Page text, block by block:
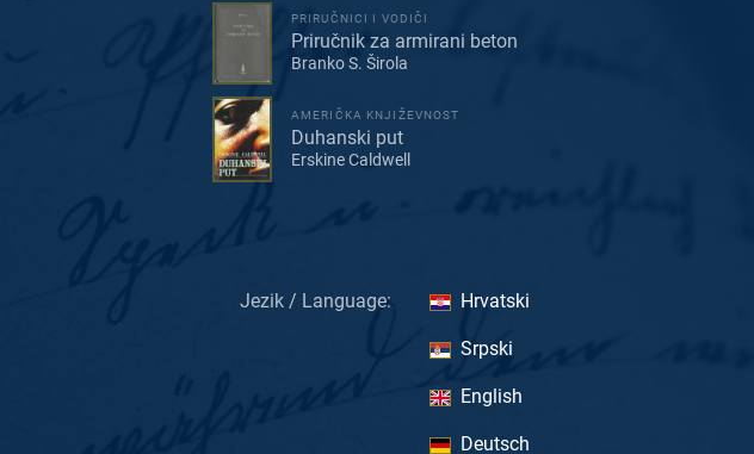
PRIRUČNICI I VODIČI
Priručnik za armirani beton
Branko S. Širola
AMERIČKA KNJIŽEVNOST
Duhanski put
Erskine Caldwell
Jezik / Language: Hrvatski
Srpski
English
Deutsch